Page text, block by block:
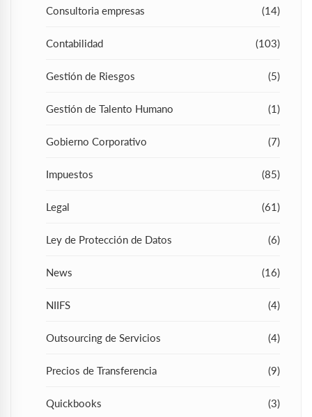
Consultoria empresas (14)
Contabilidad (103)
Gestión de Riesgos (5)
Gestión de Talento Humano (1)
Gobierno Corporativo (7)
Impuestos (85)
Legal (61)
Ley de Protección de Datos (6)
News (16)
NIIFS (4)
Outsourcing de Servicios (4)
Precios de Transferencia (9)
Quickbooks (3)